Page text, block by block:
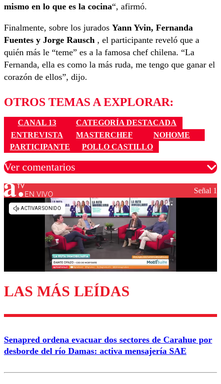
mismo en lo que es la cocina“, afirmó.
Finalmente, sobre los jurados Yann Yvin, Fernanda
Fuentes y Jorge Rausch , el participante reveló que a
quién más le “teme” es a la famosa chef chilena. “La
Fernanda, ella es como la más ruda, me tengo que ganar el
corazón de ellos”, dijo.
OTROS TEMAS A EXPLORAR:
CANAL 13
CATEGORÍA DESTACADA
ENTREVISTA
MASTERCHEF
NOHOME
PARTICIPANTE
POLLO CASTILLO
Ver comentarios
Los comentarios son moderados para garantizar un
diálogo respetuoso.
Enviar comentario
EN VIVO Señal 1
LAS MÁS LEÍDAS
Senapred ordena evacuar dos sectores de Carahue por
desborde del río Damas: activa mensajería SAE